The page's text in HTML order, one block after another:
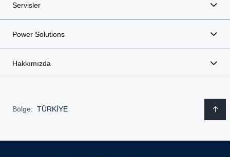
Servisler
Power Solutions
Hakkımızda
Bölge: TÜRKİYE